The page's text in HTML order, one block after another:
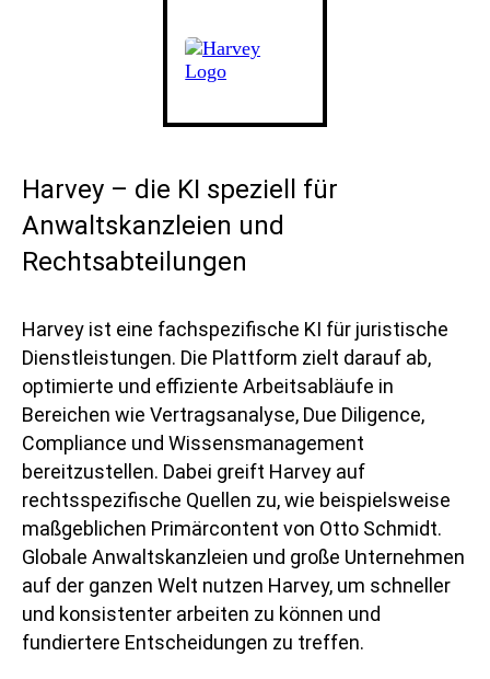
Harvey – die KI speziell für
Anwaltskanzleien und
Rechtsabteilungen
Harvey ist eine fachspezifische KI für juristische
Dienstleistungen. Die Plattform zielt darauf ab,
optimierte und effiziente Arbeitsabläufe in
Bereichen wie Vertragsanalyse, Due Diligence,
Compliance und Wissensmanagement
bereitzustellen. Dabei greift Harvey auf
rechtsspezifische Quellen zu, wie beispielsweise
maßgeblichen Primärcontent von Otto Schmidt.
Globale Anwaltskanzleien und große Unternehmen
auf der ganzen Welt nutzen Harvey, um schneller
und konsistenter arbeiten zu können und
fundiertere Entscheidungen zu treffen.